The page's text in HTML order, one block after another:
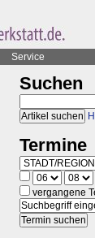
Service
Suchen
Termine
vergangene